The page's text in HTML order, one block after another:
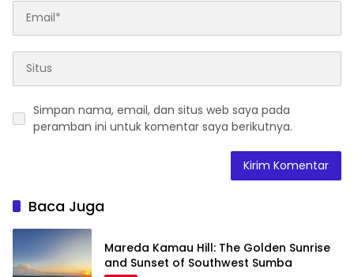
Simpan nama, email, dan situs web saya pada
peramban ini untuk komentar saya berikutnya.
Baca Juga
Mareda Kamau Hill: The Golden Sunrise
and Sunset of Southwest Sumba